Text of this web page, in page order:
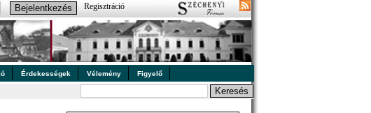
Regisztráció
Érdekességek Vélemény Figyelő